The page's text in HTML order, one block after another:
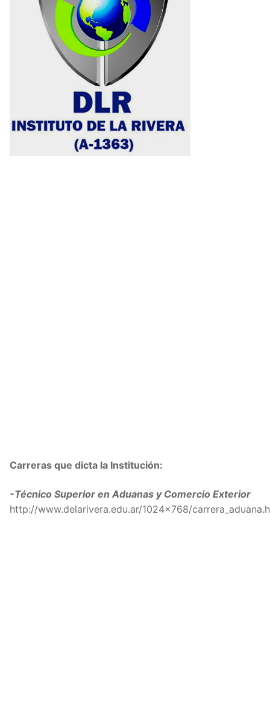
Carreras que dicta la Institución:
-Técnico Superior en Aduanas y Comercio Exterior
http://www.delarivera.edu.ar/1024×768/